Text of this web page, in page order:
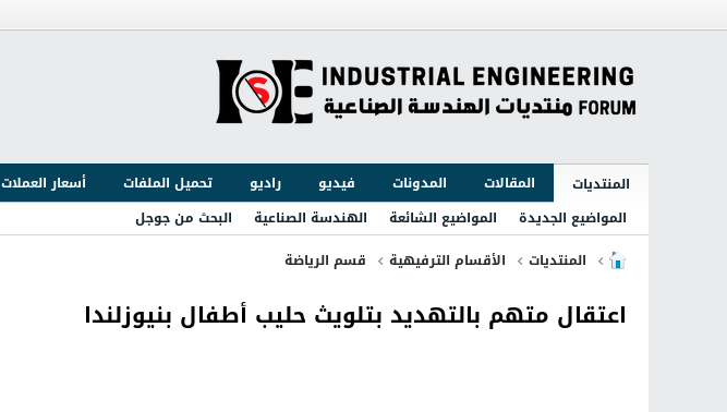
المنتديات المقالات المدونات فيديو راديو تحميل الملفات أسعار العملات
المواضيع الجديدة
المواضيع الشائعة الهندسة الصناعية
البحث من جوجل
المنتديات
الأقسام الترفيهية قسم الرياضة
اعتقال متهم بالتهديد بتلويث حليب أطفال بنيوزلندا